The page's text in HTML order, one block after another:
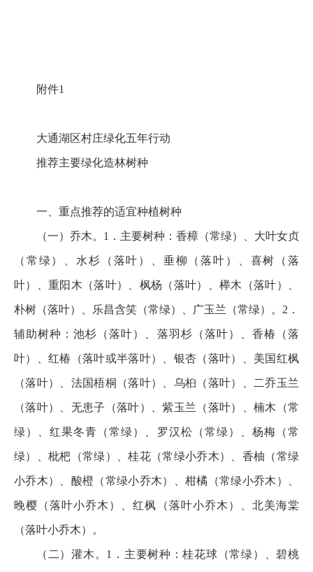
附件1
大通湖区村庄绿化五年行动
推荐主要绿化造林树种
一、重点推荐的适宜种植树种
（一）乔木。1．主要树种：香樟（常绿）、大叶女贞
（常绿）、水杉（落叶）、垂柳（落叶）、喜树（落
叶）、重阳木（落叶）、枫杨（落叶）、榉木（落叶）、
朴树（落叶）、乐昌含笑（常绿）、广玉兰（常绿）。2．
辅助树种：池杉（落叶）、落羽杉（落叶）、香椿（落
叶）、红椿（落叶或半落叶）、银杏（落叶）、美国红枫
（落叶）、法国梧桐（落叶）、乌桕（落叶）、二乔玉兰
（落叶）、无患子（落叶）、紫玉兰（落叶）、楠木（常
绿）、红果冬青（常绿）、罗汉松（常绿）、杨梅（常
绿）、枇杷（常绿）、桂花（常绿小乔木）、香柚（常绿
小乔木）、酸橙（常绿小乔木）、柑橘（常绿小乔木）、
晚樱（落叶小乔木）、红枫（落叶小乔木）、北美海棠
（落叶小乔木）。
（二）灌木。1．主要树种：桂花球（常绿）、碧桃